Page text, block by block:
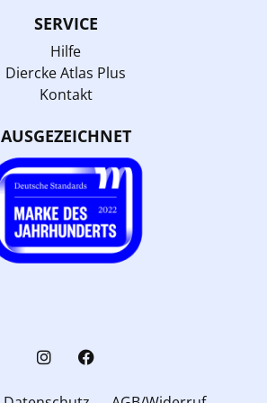
SERVICE
Hilfe
Diercke Atlas Plus
Kontakt
AUSGEZEICHNET